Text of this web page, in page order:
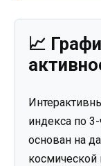
📈
индекса по
основан на
космической